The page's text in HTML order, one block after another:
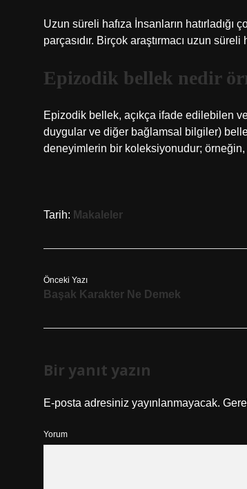
Uzun süreli hafıza İnsanların
parçasıdır. Birçok araştırmacı uzun süreli
Epizodik bellek nedir
Epizodik bellek, açıkça ifade edilebilen
duygular ve diğer bağlamsal bilgiler)
deneyimlerin bir koleksiyonudur;
Tarih: Makaleler
Önceki Yazı
Başak Karakter Ne Demek
Bir yanıt yazın
E-posta adresiniz yayınlanmayacak.
Yorum